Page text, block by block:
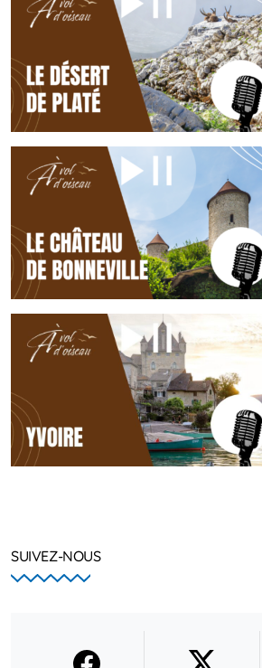
SUIVEZ-NOUS